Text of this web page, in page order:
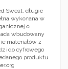
Sweat, długie
wykonana w
o
wbudowany
materiałów z
do cyfrowego
produktu